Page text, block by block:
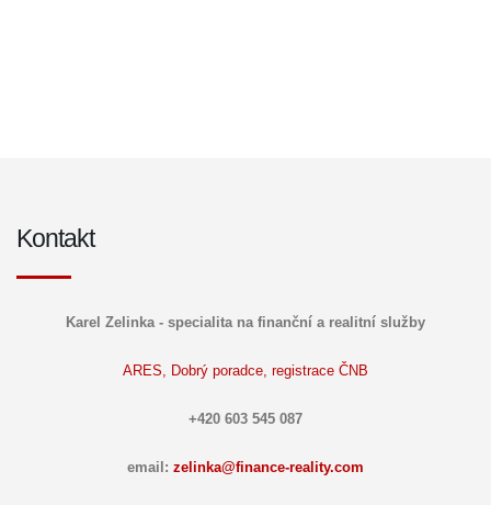
Kontakt
Karel Zelinka - specialita na finanční a realitní služby
ARES, Dobrý poradce, registrace ČNB
+420 603 545 087
email: zelinka@finance-reality.com